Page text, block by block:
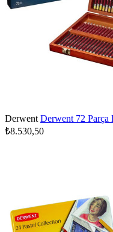
Derwent Derwent 72 Parça
₺8.530,50